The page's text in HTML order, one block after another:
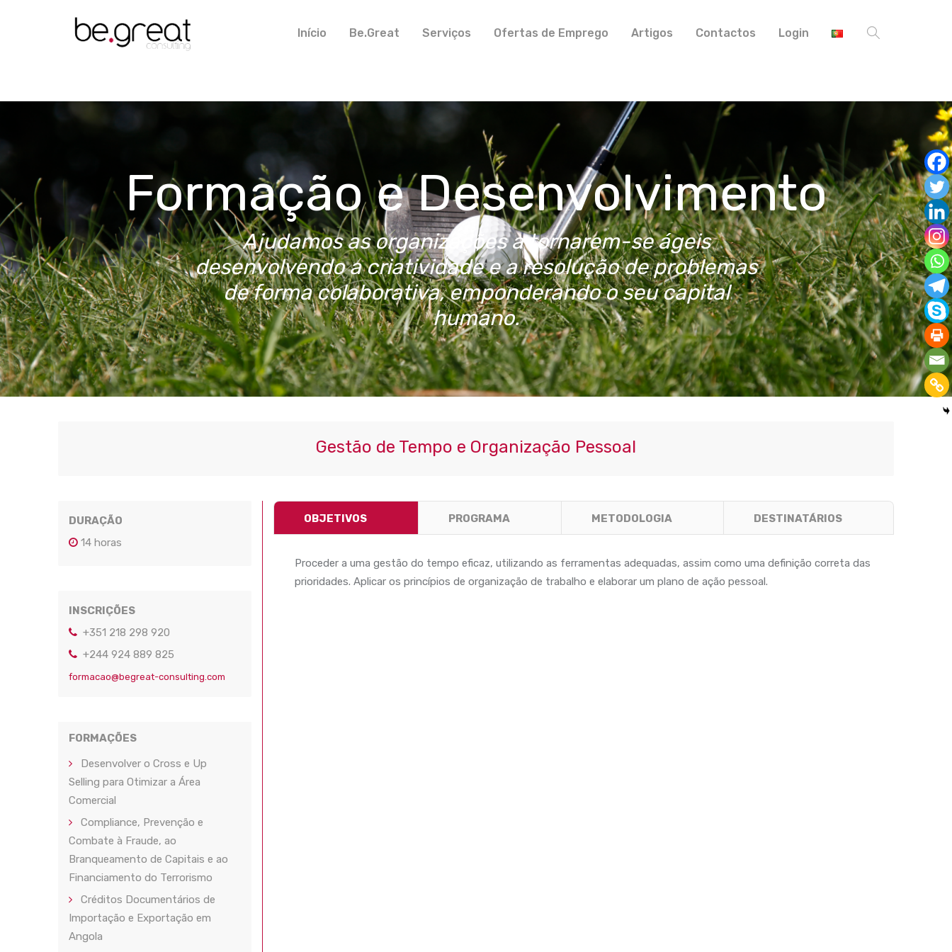
Início Be.Great Serviços Ofertas de Emprego Artigos Contactos Login
Formação e Desenvolvimento
Ajudamos as organizações a tornarem-se ágeis
desenvolvendo a criatividade e a resolução de problemas
de forma colaborativa, emponderando o seu capital
humano.
Gestão de Tempo e Organização Pessoal
DURAÇÃO
14 horas
INSCRIÇÕES
+351 218 298 920
+244 924 889 825
formacao@begreat-consulting.com
FORMAÇÕES
Desenvolver o Cross e Up
Selling para Otimizar a Área
Comercial
Compliance, Prevenção e
Combate à Fraude, ao
Branqueamento de Capitais e ao
Financiamento do Terrorismo
Créditos Documentários de
Importação e Exportação em
Angola
OBJETIVOS PROGRAMA METODOLOGIA DESTINATÁRIOS
Proceder a uma gestão do tempo eficaz, utilizando as ferramentas adequadas, assim como uma definição correta das
prioridades. Aplicar os princípios de organização de trabalho e elaborar um plano de ação pessoal.